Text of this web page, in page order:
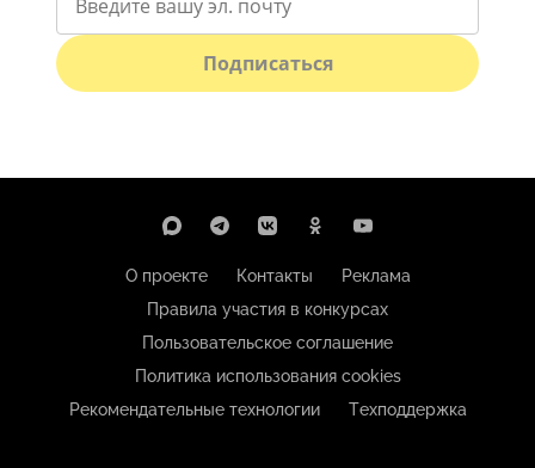
Подписаться
О проекте Контакты
Реклама
Правила участия в конкурсах
Пользовательское соглашение
Политика использования cookies
Рекомендательные технологии
Техподдержка